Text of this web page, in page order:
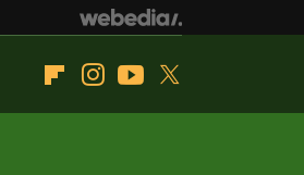
FlipboardInstagramYoutube